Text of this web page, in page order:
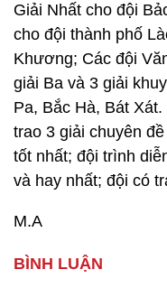
Giải Nhất cho đội
cho đội thành phố
Khương; Các đội
giải Ba và 3 giải
Pa, Bắc Hà, Bát
trao 3 giải chuyên
tốt nhất; đội trình
và hay nhất; đội có
M.A